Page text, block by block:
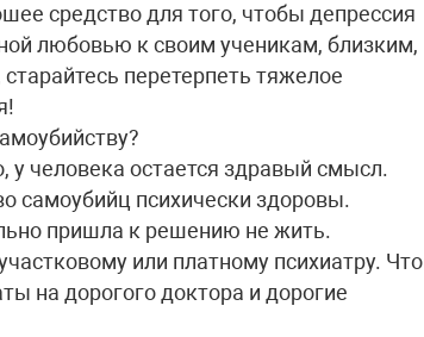
средство для того, чтобы депрессия
любовью к своим ученикам, близким,
перетерпеть тяжелое
человека остается здравый смысл.
самоубийц психически здоровы.
пришла к решению не жить.
или платному психиатру. Что
на дорогого доктора и дорогие